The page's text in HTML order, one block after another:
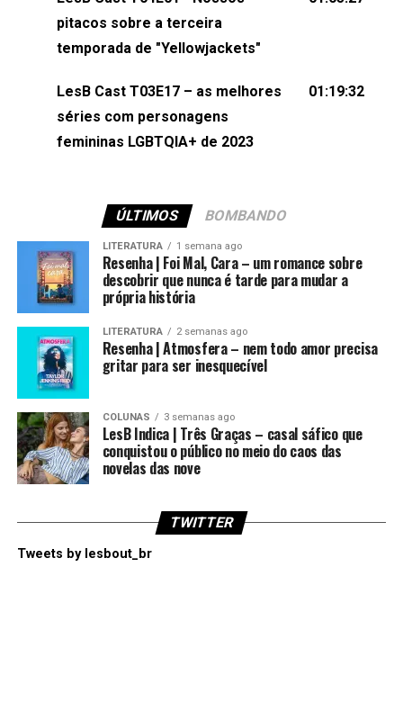
(⁠⁠⁠⁠@brunarfentanes⁠⁠⁠⁠) e Pollyelly FlorêncioEdição de
Naiady Machado
pitacos sobre a terceira
temporada de "Yellowjackets"
LesB Cast T03E17 – as melhores
séries com personagens
femininas LGBTQIA+ de 2023
01:19:32
ÚLTIMOS BOMBANDO
LITERATURA 1 semana ago
Resenha | Foi Mal, Cara – um romance sobre
descobrir que nunca é tarde para mudar a
própria história
LITERATURA 2 semanas ago
Resenha | Atmosfera – nem todo amor precisa
gritar para ser inesquecível
COLUNAS 3 semanas ago
LesB Indica | Três Graças – casal sáfico que
conquistou o público no meio do caos das
novelas das nove
TWITTER
Tweets by lesbout_br